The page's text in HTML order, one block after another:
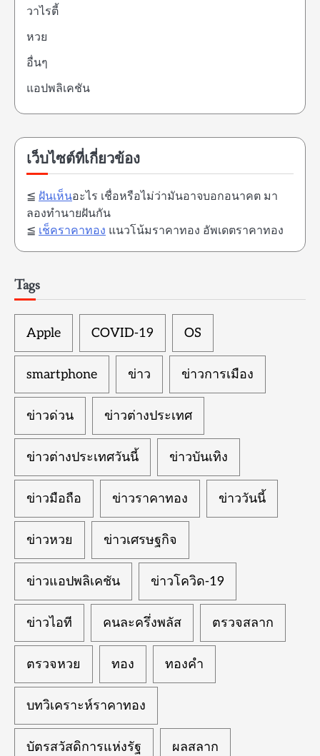
วาไรตี้
หวย
อื่นๆ
แอปพลิเคชัน
เว็บไซต์ที่เกี่ยวข้อง
≦ ฝันเห็นอะไร เชื่อหรือไม่ว่ามันอาจบอกอนาคต มา
ลองทำนายฝันกัน
≦ เช็คราคาทอง แนวโน้มราคาทอง อัพเดตราคาทอง
Tags
Apple COVID-19 OS
smartphone ข่าว ข่าวการเมือง
ข่าวด่วน ข่าวต่างประเทศ
ข่าวต่างประเทศวันนี้ ข่าวบันเทิง
ข่าวมือถือ ข่าวราคาทอง ข่าววันนี้
ข่าวหวย ข่าวเศรษฐกิจ
ข่าวแอปพลิเคชัน ข่าวโควิด-19
ข่าวไอที คนละครึ่งพลัส ตรวจสลาก
ตรวจหวย ทอง ทองคำ
บทวิเคราะห์ราคาทอง
บัตรสวัสดิการแห่งรัฐ ผลสลาก